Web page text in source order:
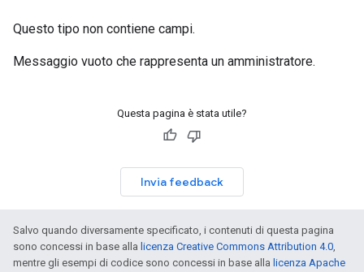
Questo tipo non contiene campi.
Messaggio vuoto che rappresenta un amministratore.
Questa pagina è stata utile?
Invia feedback
Salvo quando diversamente specificato, i contenuti di questa pagina
sono concessi in base alla licenza Creative Commons Attribution 4.0,
mentre gli esempi di codice sono concessi in base alla licenza Apache